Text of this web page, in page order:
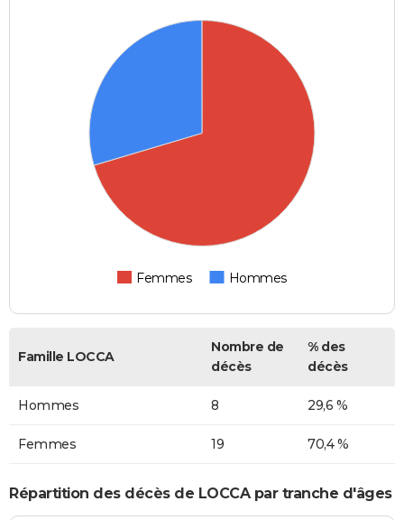
Femmes Hommes
Famille LOCCA
Nombre de
décès
% des
décès
Hommes 8 29,6 %
Femmes 19 70,4 %
Répartition des décès de LOCCA par tranche d'âges